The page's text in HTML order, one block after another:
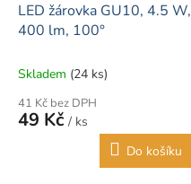
LED žárovka GU10, 4.5 W,
400 lm, 100°
Skladem (24 ks)
41 Kč bez DPH
49 Kč / ks
Do košíku